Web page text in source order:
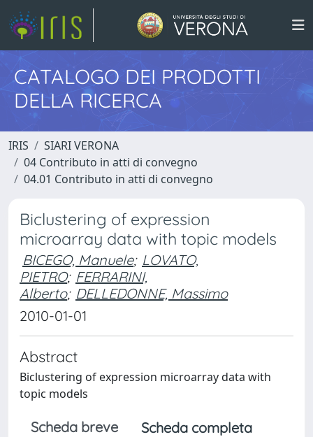
CATALOGO DEI PRODOTTI
DELLA RICERCA
IRIS
SIARI VERONA
04 Contributo in atti di convegno
04.01 Contributo in atti di convegno
Biclustering of expression
microarray data with topic models
BICEGO, Manuele; LOVATO,
PIETRO; FERRARINI,
Alberto; DELLEDONNE, Massimo
2010-01-01
Abstract
Biclustering of expression microarray data with
topic models
Scheda breve
Scheda completa